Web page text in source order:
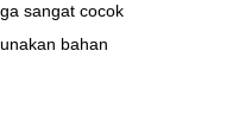
sangat cocok
bahan